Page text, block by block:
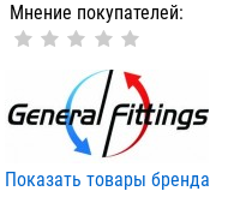
Мнение покупателей:
Показать товары бренда